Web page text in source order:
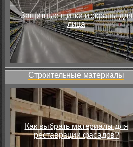
Защитные щитки и экраны для
лица
Строительные материалы
Как выбрать материалы для
реставрации фасадов?